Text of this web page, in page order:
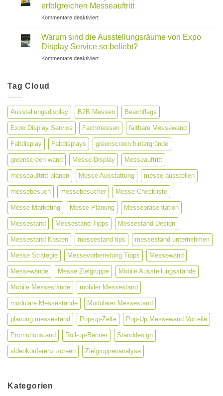
für
maximale
Markensichtbarkeit
erfolgreichen Messeauftritt
Kommentare deaktiviertfür
Design:
Tipps
für
Warum sind die Ausstellungsräume von Expo
Display Service so beliebt?
Kommentare deaktiviertfür
Display
Service
so
beliebt?
Tag Cloud
Ausstellungsdisplay B2B Messen Beachflags
Expo Display Service Fachmessen faltbare Messewand
Faltdisplay Faltdisplays greenscreen hintergründe
greenscreen wand Messe-Display Messeauftritt
messeauftritt planen Messe Ausstattung messe ausstellen
messebesuch messebesucher Messe Checkliste
Messe Marketing Messe Planung Messepräsentation
Messestand Messestand-Tipps Messestand Design
Messestand Kosten messestand tips messestand unternehmen
Messe Strategie Messevorbereitung Tipps Messewand
Messewände Messe Zielgruppe Mobile Ausstellungsstände
Mobile Messestände mobiler Messestand
modulare Messestände Modularer Messestand
planung messestand Pop-up-Zelte Pop-Up Messewand Vorteile
Promotionstand Roll-up-Banner Standdesign
videokonferenz screen Zielgruppenanalyse
Kategorien